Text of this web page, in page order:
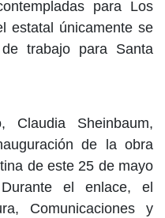
para Los
estatal únicamente se
trabajo para Santa
Claudia Sheinbaum,
de la obra
de este 25 de mayo
el enlace, el
Comunicaciones y